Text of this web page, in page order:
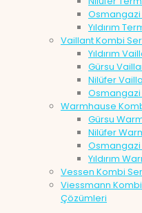
Yıldırım
Vaillant Kombi
Yıldırım
Gürsu
Nilüfer
Osmangazi
Warmhause
Gürsu
Nilüfer
Osmangazi
Yıldırım
Vessen Kombi
Viessmann
Çözümleri